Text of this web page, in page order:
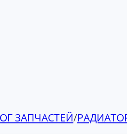
ЗАПЧАСТЕЙ/